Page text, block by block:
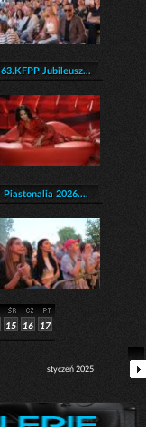
63.KFPP Jubileusz...
Piastonalia 2026....
15 16 17
styczeń 2025